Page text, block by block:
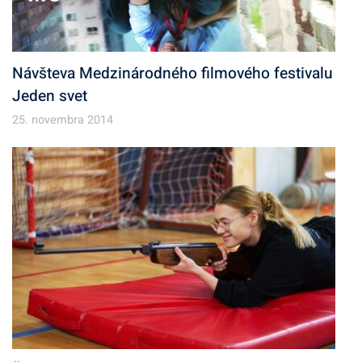
Návšteva Medzinárodného filmového festivalu
Jeden svet
25. novembra 2014